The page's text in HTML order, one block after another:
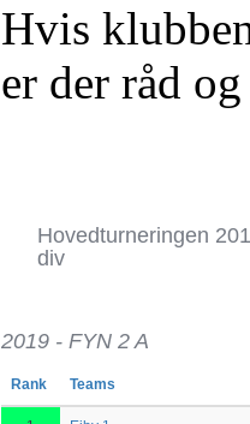
Hvis
er der råd
Hovedturneringen
div
2019 - FYN 2 A
Rank Teams